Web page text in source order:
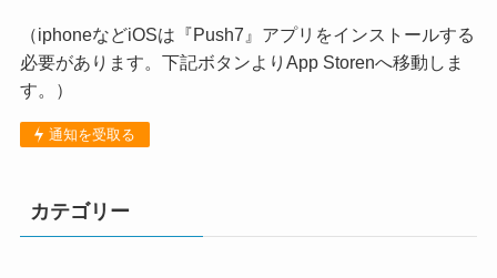
（iphoneなどiOSは『Push7』アプリをインストールする
必要があります。下記ボタンよりApp Storenへ移動しま
す。）
通知を受取る
カテゴリー